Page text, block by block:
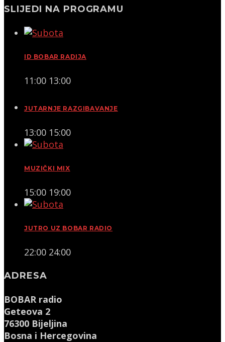
SLIJEDI NA PROGRAMU
ID BOBAR RADIJA
11:00 13:00
JUTARNJE RAZGIBAVANJE
13:00 15:00
MUZIČKI MIX
15:00 19:00
JUTRO UZ BOBAR RADIO
22:00 24:00
ADRESA
BOBAR radio
Geteova 2
76300 Bijeljina
Bosna i Hercegovina